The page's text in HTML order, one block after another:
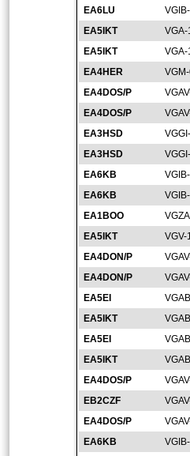
EA6LU
EA5IKT
EA5IKT
EA4HER
EA4DOS/P
EA4DOS/P
EA3HSD
EA3HSD
EA6KB
EA6KB
EA1BOO
EA5IKT
VGV-
EA4DON/P
EA4DON/P
EA5EI
EA5IKT
EA5EI
EA5IKT
EA4DOS/P
EB2CZF
EA4DOS/P
EA6KB